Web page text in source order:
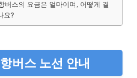
버스의 요금은 얼마이며, 어떻게 결
요?
버스 노선 안내